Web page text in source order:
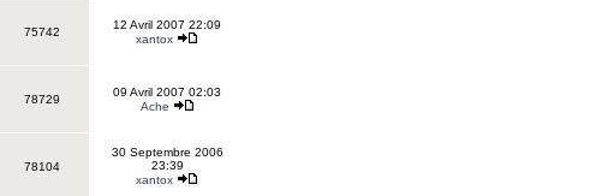
75742
12 Avril 2007 22:09
xantox
78729
09 Avril 2007 02:03
Ache
78104
30 Septembre 2006
23:39
xantox